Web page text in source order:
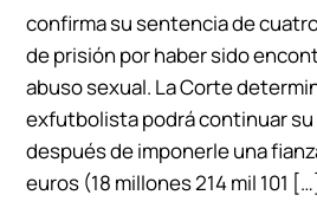
confirma su sentencia de
de prisión por haber sido
abuso sexual. La Corte
exfutbolista podrá continuar
después de imponerle una
euros (18 millones 214 mil 101 […]